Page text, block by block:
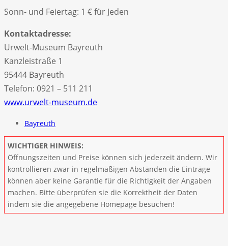
Sonn- und Feiertag: 1 € für Jeden
Kontaktadresse:
Urwelt-Museum Bayreuth
Kanzleistraße 1
95444 Bayreuth
Telefon: 0921 – 511 211
www.urwelt-museum.de
Bayreuth
WICHTIGER HINWEIS:
Öffnungszeiten und Preise können sich jederzeit ändern. Wir
kontrollieren zwar in regelmäßigen Abständen die Einträge
können aber keine Garantie für die Richtigkeit der Angaben
machen. Bitte überprüfen sie die Korrektheit der Daten
indem sie die angegebene Homepage besuchen!